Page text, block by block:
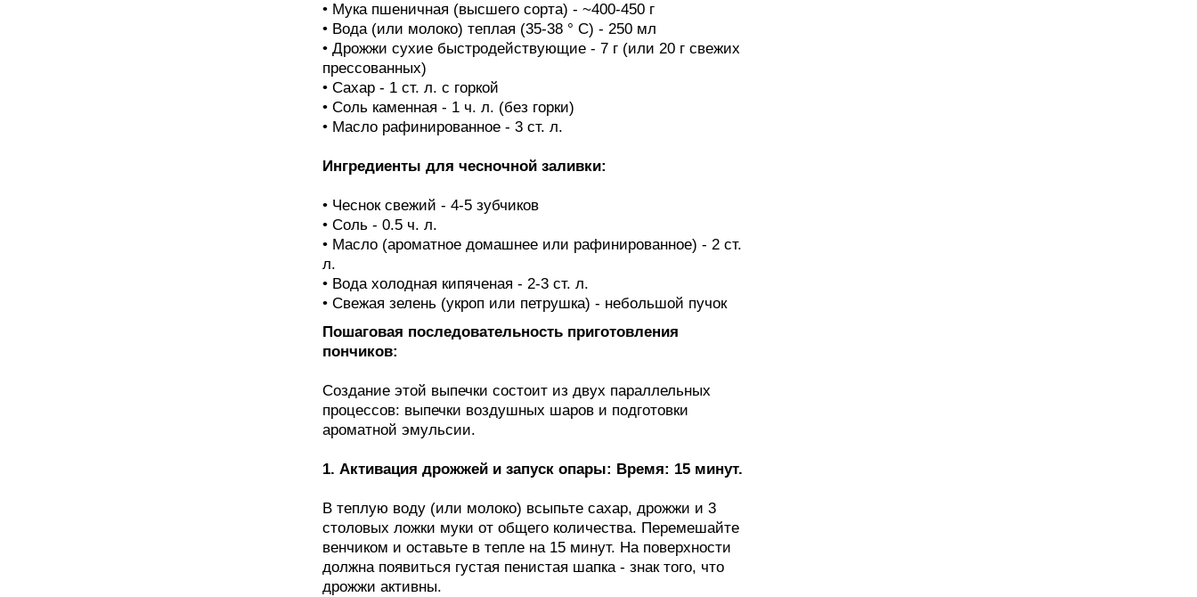
• Мука пшеничная (высшего сорта) - ~400-450 г
• Вода (или молоко) теплая (35-38 ° C) - 250 мл
• Дрожжи сухие быстродействующие - 7 г (или 20 г свежих
прессованных)
• Сахар - 1 ст. л. с горкой
• Соль каменная - 1 ч. л. (без горки)
• Масло рафинированное - 3 ст. л.
Ингредиенты для чесночной заливки:
• Чеснок свежий - 4-5 зубчиков
• Соль - 0.5 ч. л.
• Масло (ароматное домашнее или рафинированное) - 2 ст.
л.
• Вода холодная кипяченая - 2-3 ст. л.
• Свежая зелень (укроп или петрушка) - небольшой пучок
Пошаговая последовательность приготовления
пончиков:
Создание этой выпечки состоит из двух параллельных
процессов: выпечки воздушных шаров и подготовки
ароматной эмульсии.
1. Активация дрожжей и запуск опары: Время: 15 минут.
В теплую воду (или молоко) всыпьте сахар, дрожжи и 3
столовых ложки муки от общего количества. Перемешайте
венчиком и оставьте в тепле на 15 минут. На поверхности
должна появиться густая пенистая шапка - знак того, что
дрожжи активны.